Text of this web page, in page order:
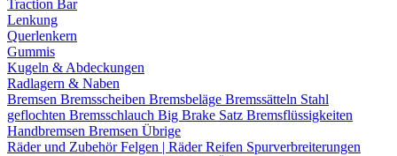
Traction Bar
Lenkung
Querlenkern
Gummis
Kugeln & Abdeckungen
Radlagern & Naben
Bremsen Bremsscheiben Bremsbeläge Bremssätteln Stahl
geflochten Bremsschlauch Big Brake Satz Bremsflüssigkeiten
Handbremsen Bremsen Übrige
Räder und ZubehörFelgen | RäderReifen Spurverbreiterungen